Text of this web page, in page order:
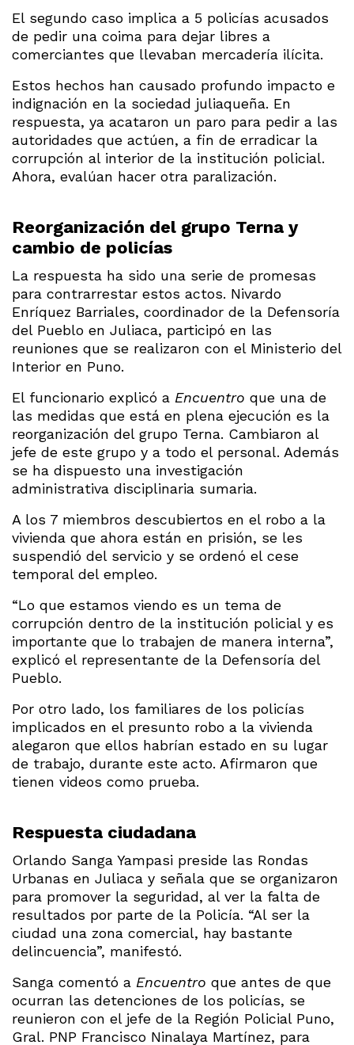
El segundo caso implica a 5 policías acusados
de pedir una coima para dejar libres a
comerciantes que llevaban mercadería ilícita.
Estos hechos han causado profundo impacto e
indignación en la sociedad juliaqueña. En
respuesta, ya acataron un paro para pedir a las
autoridades que actúen, a fin de erradicar la
corrupción al interior de la institución policial.
Ahora, evalúan hacer otra paralización.
Reorganización del grupo Terna y
cambio de policías
La respuesta ha sido una serie de promesas
para contrarrestar estos actos. Nivardo
Enríquez Barriales, coordinador de la Defensoría
del Pueblo en Juliaca, participó en las
reuniones que se realizaron con el Ministerio del
Interior en Puno.
El funcionario explicó a Encuentro que una de
las medidas que está en plena ejecución es la
reorganización del grupo Terna. Cambiaron al
jefe de este grupo y a todo el personal. Además
se ha dispuesto una investigación
administrativa disciplinaria sumaria.
A los 7 miembros descubiertos en el robo a la
vivienda que ahora están en prisión, se les
suspendió del servicio y se ordenó el cese
temporal del empleo.
“Lo que estamos viendo es un tema de
corrupción dentro de la institución policial y es
importante que lo trabajen de manera interna”,
explicó el representante de la Defensoría del
Pueblo.
Por otro lado, los familiares de los policías
implicados en el presunto robo a la vivienda
alegaron que ellos habrían estado en su lugar
de trabajo, durante este acto. Afirmaron que
tienen videos como prueba.
Respuesta ciudadana
Orlando Sanga Yampasi preside las Rondas
Urbanas en Juliaca y señala que se organizaron
para promover la seguridad, al ver la falta de
resultados por parte de la Policía. “Al ser la
ciudad una zona comercial, hay bastante
delincuencia”, manifestó.
Sanga comentó a Encuentro que antes de que
ocurran las detenciones de los policías, se
reunieron con el jefe de la Región Policial Puno,
Gral. PNP Francisco Ninalaya Martínez, para